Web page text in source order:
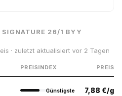
SIGNATURE 26/1 BYY
· zuletzt aktualisiert vor 2 Tagen
PREISINDEX PREIS
Günstigste 7,88 €/g